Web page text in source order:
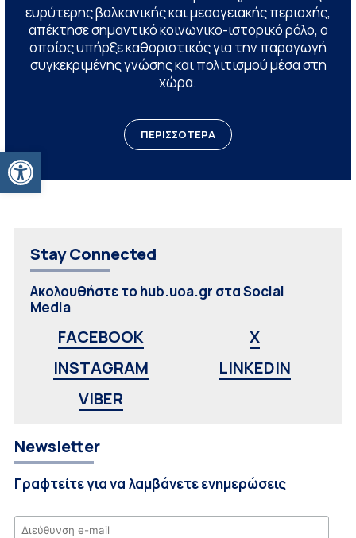
Ανοίξτε τη γραμμή εργαλείων
ευρύτερης βαλκανικής και μεσογειακής περιοχής,
απέκτησε σημαντικό κοινωνικο-ιστορικό ρόλο, ο
οποίος υπήρξε καθοριστικός για την παραγωγή
συγκεκριμένης γνώσης και πολιτισμού μέσα στη
χώρα.
ΠΕΡΙΣΣΟΤΕΡΑ
Stay Connected
Ακολουθήστε το hub.uoa.gr στα Social
Media
FACEBOOK
X
INSTAGRAM
LINKEDIN
VIBER
Newsletter
Γραφτείτε για να λαμβάνετε ενημερώσεις